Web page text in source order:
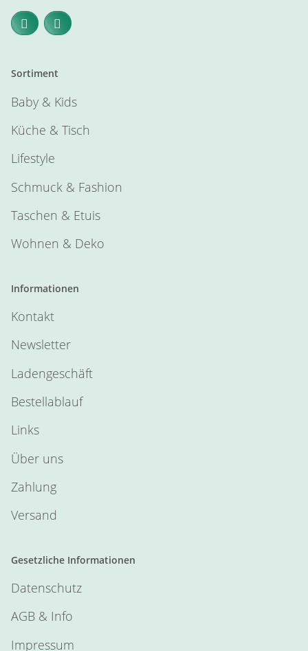
Sortiment
Baby & Kids
Küche & Tisch
Lifestyle
Schmuck & Fashion
Taschen & Etuis
Wohnen & Deko
Informationen
Kontakt
Newsletter
Ladengeschäft
Bestellablauf
Links
Über uns
Zahlung
Versand
Gesetzliche Informationen
Datenschutz
AGB & Info
Impressum